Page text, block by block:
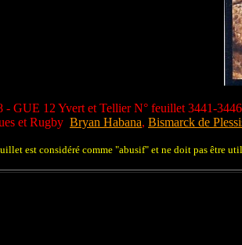
- GUE 12 Yvert et Tellier N° feuillet 3441-3446
et Rugby Bryan Habana, Bismarck de
est considéré comme "abusif" et ne doit pas être